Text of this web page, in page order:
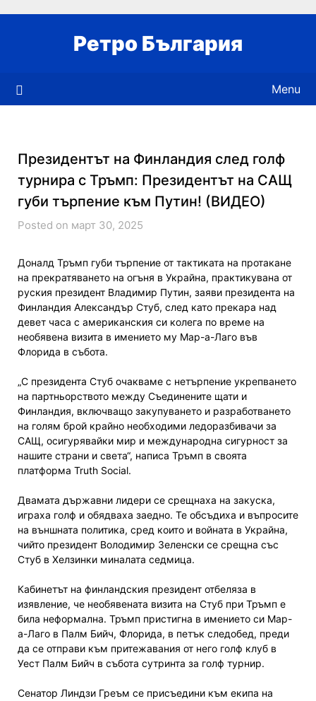
Ретро България
Menu
Президентът на Финландия след голф
турнира с Тръмп: Президентът на САЩ
губи търпение към Путин! (ВИДЕО)
Posted on март 30, 2025
Доналд Тръмп губи търпение от тактиката на протакане
на прекратяването на огъня в Украйна, практикувана от
руския президент Владимир Путин, заяви президента на
Финландия Александър Стуб, след като прекара над
девет часа с американския си колега по време на
необявена визита в имението му Мар-а-Лаго във
Флорида в събота.
„С президента Стуб очакваме с нетърпение укрепването
на партньорството между Съединените щати и
Финландия, включващо закупуването и разработването
на голям брой крайно необходими ледоразбивачи за
САЩ, осигурявайки мир и международна сигурност за
нашите страни и света“, написа Тръмп в своята
платформа Truth Social.
Двамата държавни лидери се срещнаха на закуска,
играха голф и обядваха заедно. Те обсъдиха и въпросите
на външната политика, сред които и войната в Украйна,
чийто президент Володимир Зеленски се срещна със
Стуб в Хелзинки миналата седмица.
Кабинетът на финландския президент отбеляза в
изявление, че необявената визита на Стуб при Тръмп е
била неформална. Тръмп пристигна в имението си Мар-
а-Лаго в Палм Бийч, Флорида, в петък следобед, преди
да се отправи към притежавания от него голф клуб в
Уест Палм Бийч в събота сутринта за голф турнир.
Сенатор Линдзи Греъм се присъедини към екипа на